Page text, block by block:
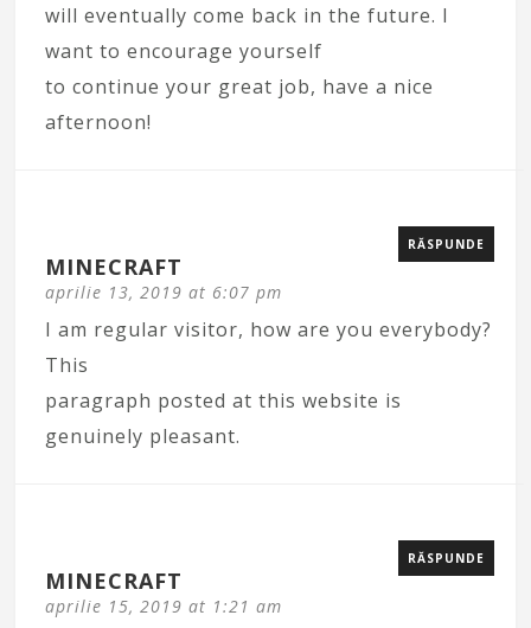
will eventually come back in the future. I
want to encourage yourself
to continue your great job, have a nice
afternoon!
MINECRAFT
aprilie 13, 2019 at 6:07 pm
RĂSPUNDE
I am regular visitor, how are you everybody?
This
paragraph posted at this website is
genuinely pleasant.
MINECRAFT
aprilie 15, 2019 at 1:21 am
RĂSPUNDE